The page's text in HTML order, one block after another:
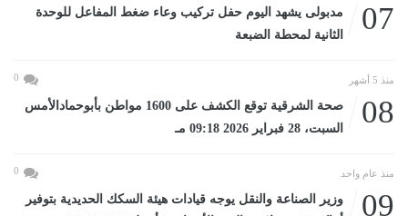
07
مدبولى يشهد اليوم حفل تركيب وعاء ضغط المفاعل للوحدة
الثانية لمحطة الضبعة
منذ 5 أشهر 0
08
صحة الشرقية توقع الكشف على 1600 مواطن بأبوحمادالأمس
السبت، 28 فبراير 2026 09:18 مـ
منذ عام واحد 0
09
وزير الصناعة والنقل يوجه قيادات هيئة السكك الحديدية بتوفير